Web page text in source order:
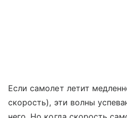
Если самолет летит
скорость), эти волны